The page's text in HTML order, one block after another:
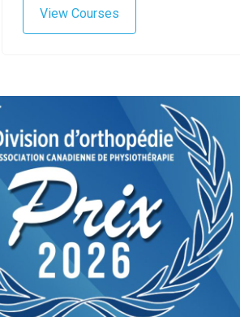
View Courses